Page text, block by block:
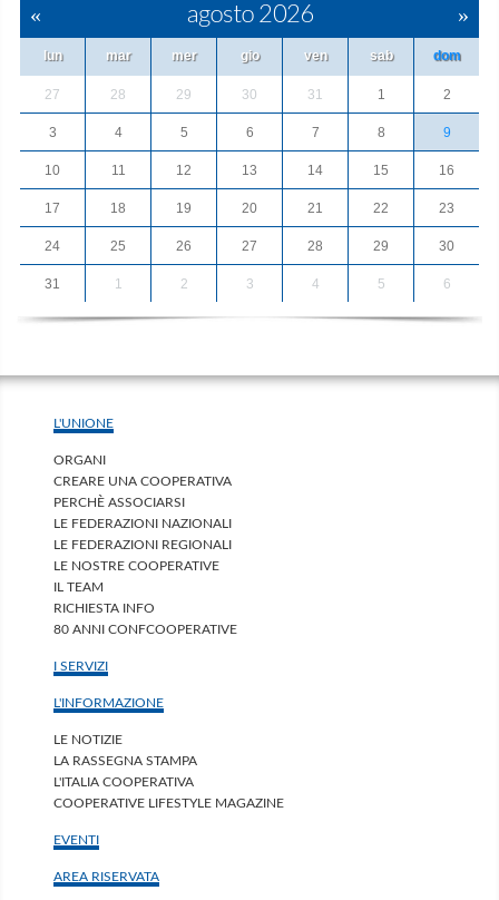
« agosto 2026 »
lun mar mer gio ven sab dom
27 28 29 30 31 1 2
3 4 5 6 7 8 9
10 11 12 13 14 15 16
17 18 19 20 21 22 23
24 25 26 27 28 29 30
31 1 2 3 4 5 6
L'UNIONE
ORGANI
CREARE UNA COOPERATIVA
PERCHÈ ASSOCIARSI
LE FEDERAZIONI NAZIONALI
LE FEDERAZIONI REGIONALI
LE NOSTRE COOPERATIVE
IL TEAM
RICHIESTA INFO
80 ANNI CONFCOOPERATIVE
I SERVIZI
L'INFORMAZIONE
LE NOTIZIE
LA RASSEGNA STAMPA
L'ITALIA COOPERATIVA
COOPERATIVE LIFESTYLE MAGAZINE
EVENTI
AREA RISERVATA